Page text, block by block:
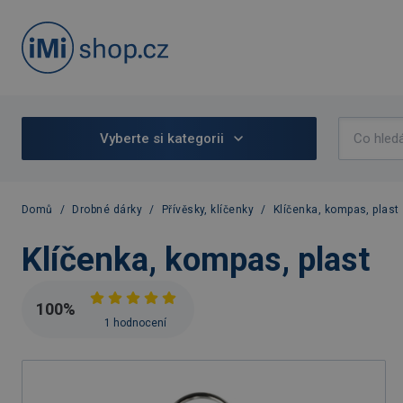
Vyberte si kategorii
Domů / Drobné dárky / Přívěsky, klíčenky / Klíčenka, kompas, plast
Klíčenka, kompas, plast
100%
1 hodnocení